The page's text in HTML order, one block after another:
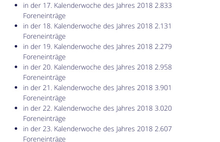
in der 17. Kalenderwoche des Jahres 2018 2.833
Foreneinträge
in der 18. Kalenderwoche des Jahres 2018 2.131
Foreneinträge
in der 19. Kalenderwoche des Jahres 2018 2.279
Foreneinträge
in der 20. Kalenderwoche des Jahres 2018 2.958
Foreneinträge
in der 21. Kalenderwoche des Jahres 2018 3.901
Foreneinträge
in der 22. Kalenderwoche des Jahres 2018 3.020
Foreneinträge
in der 23. Kalenderwoche des Jahres 2018 2.607
Foreneinträge